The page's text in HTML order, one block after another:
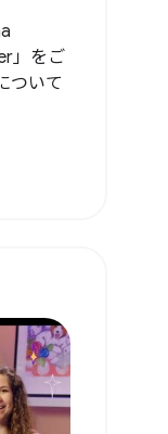
」をご
ついて